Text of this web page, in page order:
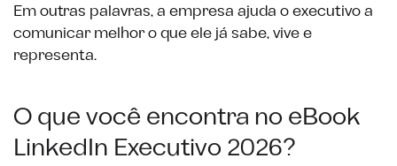
Em outras palavras, a empresa ajuda o executivo a
comunicar melhor o que ele já sabe, vive e
representa.
O que você encontra no eBook
LinkedIn Executivo 2026?